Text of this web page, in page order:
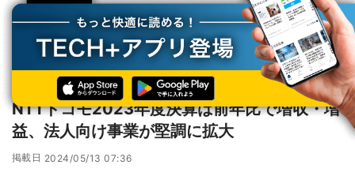
TECH+ 企業IT
企業動向
NTTドコモ2023年度決算は前年比で増収・増益、法人向け事業が堅調に拡大
NTTドコモ2023年度決算は前年比で増収・増
益、法人向け事業が堅調に拡大
掲載日 2024/05/13 07:36